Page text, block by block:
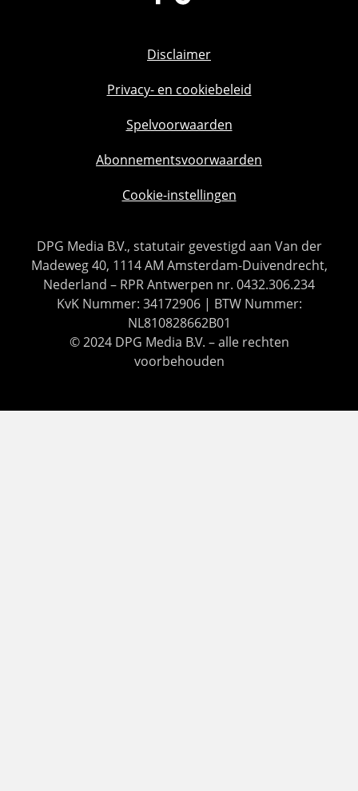
Disclaimer
Privacy- en cookiebeleid
Spelvoorwaarden
Abonnementsvoorwaarden
Cookie-instellingen
DPG Media B.V., statutair gevestigd aan Van der
Madeweg 40, 1114 AM Amsterdam-Duivendrecht,
Nederland – RPR Antwerpen nr. 0432.306.234
KvK Nummer: 34172906 | BTW Nummer:
NL810828662B01
© 2024 DPG Media B.V. – alle rechten
voorbehouden